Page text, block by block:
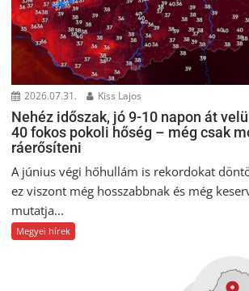
2026.07.31. Kiss Lajos
Nehéz időszak, jó 9-10 napon át
40 fokos pokoli hőség – még csak
ráerősíteni
A június végi hőhullám is rekordokat
ez viszont még hosszabbnak és még
mutatja...
Megyei hírek